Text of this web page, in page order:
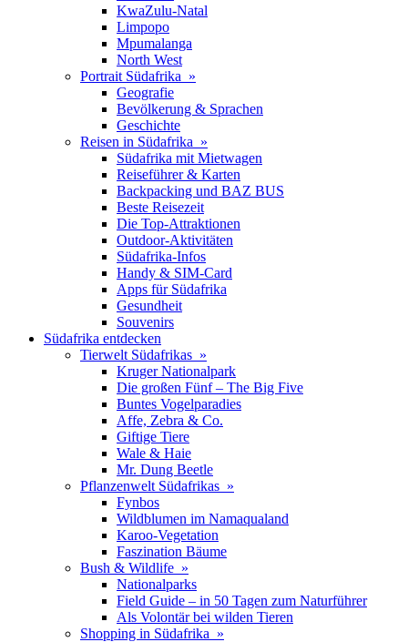
KwaZulu-Natal
Limpopo
Mpumalanga
North West
Portrait Südafrika »
Geografie
Bevölkerung & Sprachen
Geschichte
Reisen in Südafrika »
Südafrika mit Mietwagen
Reiseführer & Karten
Backpacking und BAZ BUS
Beste Reisezeit
Die Top-Attraktionen
Outdoor-Aktivitäten
Südafrika-Infos
Handy & SIM-Card
Apps für Südafrika
Gesundheit
Souvenirs
Südafrika entdecken
Tierwelt Südafrikas »
Kruger Nationalpark
Die großen Fünf – The Big Five
Buntes Vogelparadies
Affe, Zebra & Co.
Giftige Tiere
Wale & Haie
Mr. Dung Beetle
Pflanzenwelt Südafrikas »
Fynbos
Wildblumen im Namaqualand
Karoo-Vegetation
Faszination Bäume
Bush & Wildlife »
Nationalparks
Field Guide – in 50 Tagen zum Naturführer
Als Volontär bei wilden Tieren
Shopping in Südafrika »